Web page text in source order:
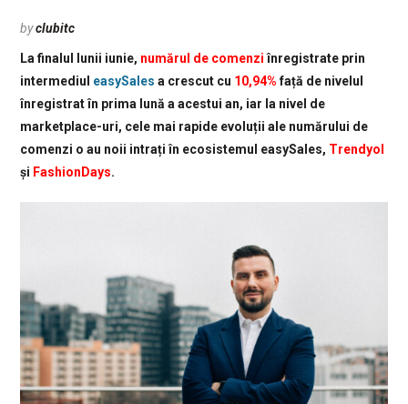
byclubitc
La finalul lunii iunie, numărul de comenziînregistrate prin
intermediul easySales a crescut cu 10,94%față de nivelul
înregistrat în prima lună a acestui an, iar la nivel de
marketplace-uri, cele mai rapide evoluții ale numărului de
comenzi o au noii intrați în ecosistemul easySales, Trendyol
și FashionDays.